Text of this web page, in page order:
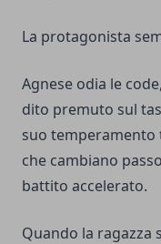
La protagonista
Agnese odia le
dito premuto sul
suo
che cambiano
battito accelerato.
Quando la ragazza